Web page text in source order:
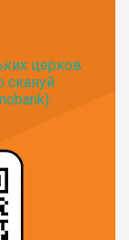
церков
скануй